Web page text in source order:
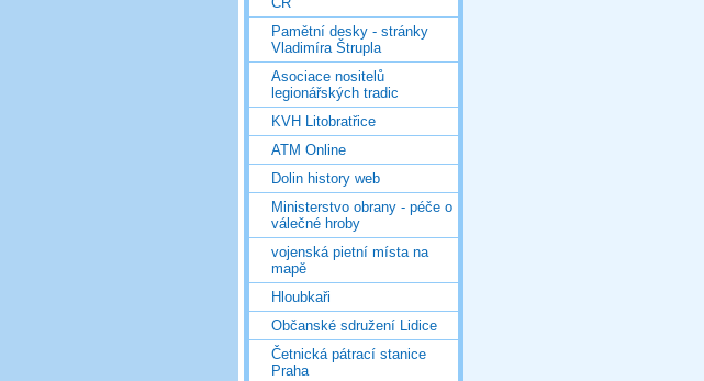
Pamětní desky - stránky
Vladimíra Štrupla
Asociace nositelů
legionářských tradic
KVH Litobratřice
ATM Online
Dolin history web
Ministerstvo obrany - péče o
válečné hroby
vojenská pietní místa na
mapě
Hloubkaři
Občanské sdružení Lidice
Četnická pátrací stanice
Praha